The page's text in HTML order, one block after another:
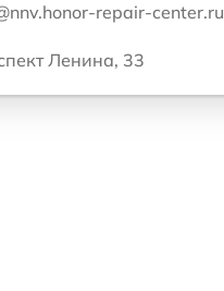
repair-center.ru
Ленина, 33